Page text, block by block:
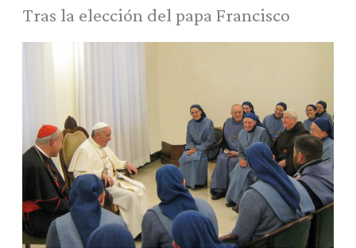
Tras la elección del papa Francisco